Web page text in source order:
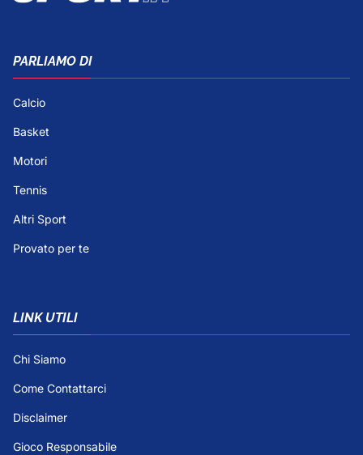
PARLIAMO DI
Calcio
Basket
Motori
Tennis
Altri Sport
Provato per te
LINK UTILI
Chi Siamo
Come Contattarci
Disclaimer
Gioco Responsabile